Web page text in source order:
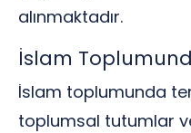
alınmaktadır.
İslam
İslam toplumunda
toplumsal tutumlar